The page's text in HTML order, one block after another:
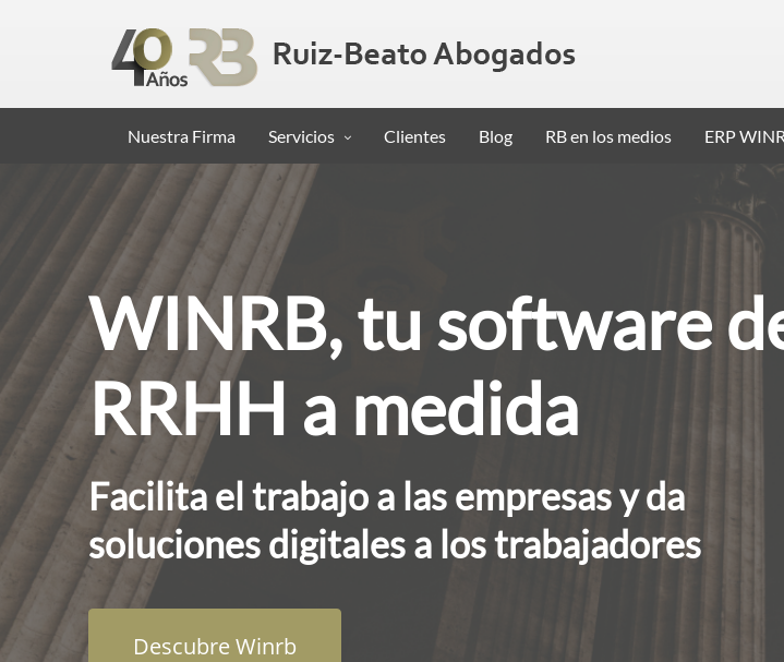
Nuestra Firma Servicios Clientes Blog RB en los medios ERP
WINRB, tu software
RRHH a medida
Facilita el trabajo a las empresas y da
soluciones digitales a los trabajadores
Descubre Winrb